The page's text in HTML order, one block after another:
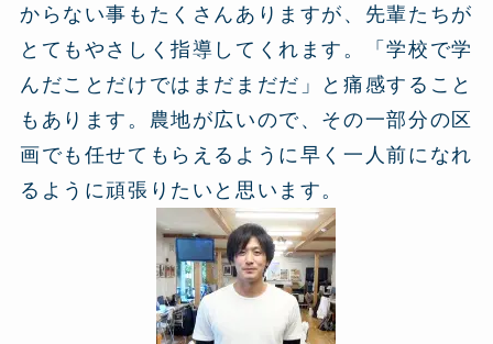
からない事もたくさんありますが、先輩たちが
とてもやさしく指導してくれます。「学校で学
んだことだけではまだまだだ」と痛感すること
もあります。農地が広いので、その一部分の区
画でも任せてもらえるように早く一人前になれ
るように頑張りたいと思います。